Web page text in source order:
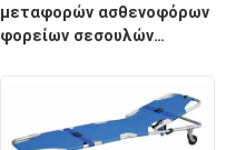
μεταφορών ασθενοφόρων
φορείων σεσουλών